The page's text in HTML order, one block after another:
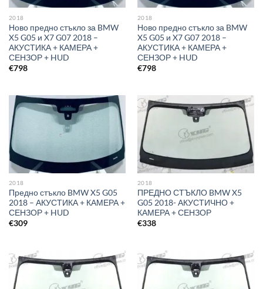
2018
Ново предно стъкло за BMW
X5 G05 и X7 G07 2018 –
АКУСТИКА + КАМЕРА +
СЕНЗОР + HUD
€798
2018
Ново предно стъкло за BMW
X5 G05 и X7 G07 2018 –
АКУСТИКА + КАМЕРА +
СЕНЗОР + HUD
€798
2018
Предно стъкло BMW X5 G05
2018 – АКУСТИКА + КАМЕРА +
СЕНЗОР + HUD
€309
2018
ПРЕДНО СТЪКЛО BMW X5
G05 2018- АКУСТИЧНО +
КАМЕРА + СЕНЗОР
€338